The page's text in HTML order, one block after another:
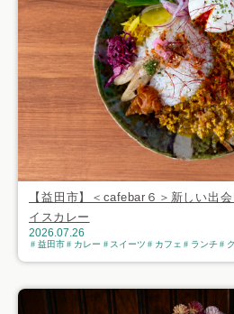
【益田市】＜cafebar６＞新しい出
イスカレー
2026.07.26
益田市 カレー スイーツ カフェ ランチ